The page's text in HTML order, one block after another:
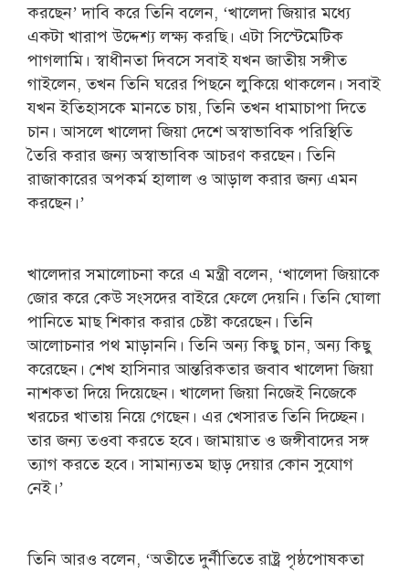
করছেন’ দাবি করে তিনি বলেন, ‘খালেদা জিয়ার মধ্যে
একটা খারাপ উদ্দেশ্য লক্ষ্য করছি। এটা সিস্টেমেটিক
পাগলামি। স্বাধীনতা দিবসে সবাই যখন জাতীয় সঙ্গীত
গাইলেন, তখন তিনি ঘরের পিছনে লুকিয়ে থাকলেন। সবাই
যখন ইতিহাসকে মানতে চায়, তিনি তখন ধামাচাপা দিতে
চান। আসলে খালেদা জিয়া দেশে অস্বাভাবিক পরিস্থিতি
তৈরি করার জন্য অস্বাভাবিক আচরণ করছেন। তিনি
রাজাকারের অপকর্ম হালাল ও আড়াল করার জন্য এমন
করছেন।’
খালেদার সমালোচনা করে এ মন্ত্রী বলেন, ‘খালেদা জিয়াকে
জোর করে কেউ সংসদের বাইরে ফেলে দেয়নি। তিনি ঘোলা
পানিতে মাছ শিকার করার চেষ্টা করেছেন। তিনি
আলোচনার পথ মাড়াননি। তিনি অন্য কিছু চান, অন্য কিছু
করেছেন। শেখ হাসিনার আন্তরিকতার জবাব খালেদা জিয়া
নাশকতা দিয়ে দিয়েছেন। খালেদা জিয়া নিজেই নিজেকে
খরচের খাতায় নিয়ে গেছেন। এর খেসারত তিনি দিচ্ছেন।
তার জন্য তওবা করতে হবে। জামায়াত ও জঙ্গীবাদের সঙ্গ
ত্যাগ করতে হবে। সামান্যতম ছাড় দেয়ার কোন সুযোগ
নেই।’
তিনি আরও বলেন, ‘অতীতে দুর্নীতিতে রাষ্ট্র পৃষ্ঠপোষকতা